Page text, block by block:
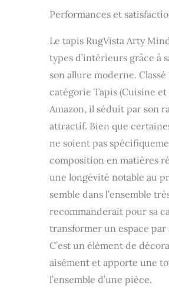
Performances et
Le tapis RugVista Arty
types d’intérieurs grâce à
son allure moderne. Classé
catégorie Tapis (Cuisine
Amazon, il séduit par son
attractif. Bien que
ne soient pas
composition en matières
une longévité notable au
semble dans l’ensemble
recommanderait pour sa
transformer un espace par
C’est un élément de
aisément et apporte une
l’ensemble d’une pièce.